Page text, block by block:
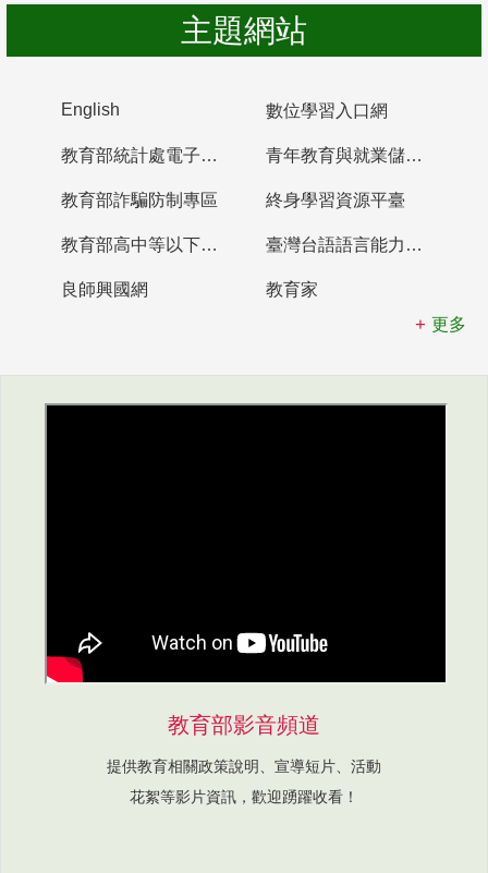
主題網站
English 數位學習入口網
教育部統計處電子書櫃 青年教育與就業儲蓄帳戶
教育部詐騙防制專區 終身學習資源平臺
教育部高中等以下學校及幼兒園教師資格檢定考試 臺灣台語語言能力認證網站
良師興國網
教育家
更多
教育部影音頻道
提供教育相關政策說明、宣導短片、活動
花絮等影片資訊，歡迎踴躍收看！